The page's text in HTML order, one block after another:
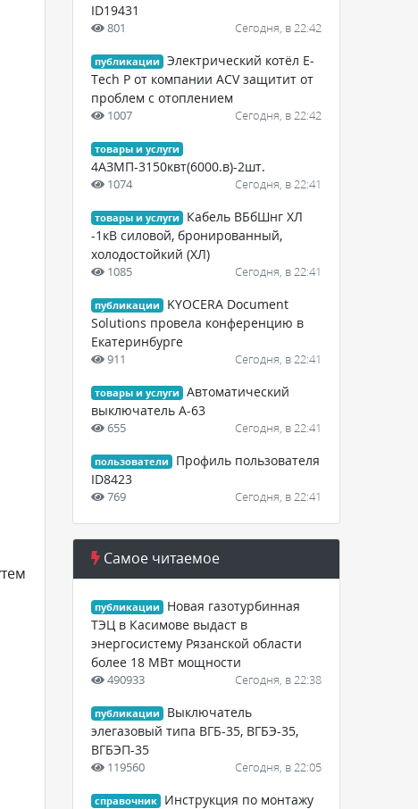
ID19431
801 Сегодня, в 22:42
публикации
Электрический котёл E-
Tech P от компании ACV защитит от
проблем с отоплением
1007 Сегодня, в 22:42
товары и услуги
4АЗМП-3150квт(6000.в)-2шт.
1074 Сегодня, в 22:41
товары и услуги
Кабель ВБбШнг ХЛ
-1кВ силовой, бронированный,
холодостойкий (ХЛ)
1085 Сегодня, в 22:41
публикации
KYOCERA Document
Solutions провела конференцию в
Екатеринбурге
911 Сегодня, в 22:41
товары и услуги
Автоматический
выключатель А-63
655 Сегодня, в 22:41
пользователи
Профиль пользователя
ID8423
769 Сегодня, в 22:41
Самое читаемое
публикации
Новая газотурбинная
ТЭЦ в Касимове выдаст в
энергосистему Рязанской области
более 18 МВт мощности
490933 Сегодня, в 22:38
публикации
Выключатель
элегазовый типа ВГБ-35, ВГБЭ-35,
ВГБЭП-35
119560 Сегодня, в 22:05
справочник
Инструкция по монтажу